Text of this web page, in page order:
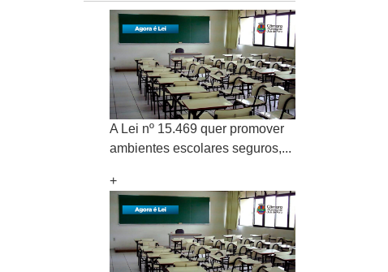
A Lei nº 15.469 quer promover
ambientes escolares seguros,...
+